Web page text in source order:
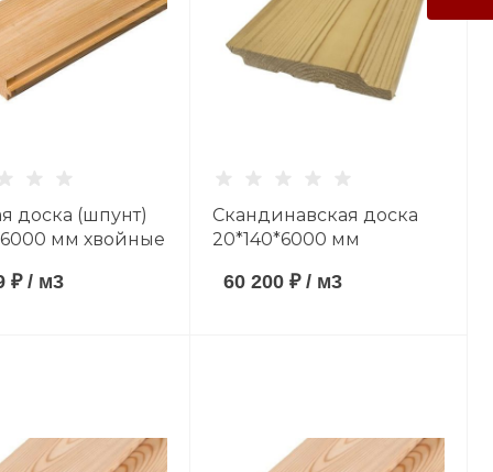
доска (шпунт)
мм хвойные
₽/ м3
Скандинавская доска
20*140*6000 мм
AB
60 200 ₽/ м3